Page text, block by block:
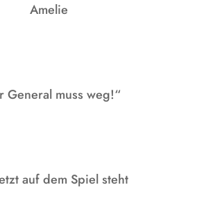
Amelie
General muss weg!“
auf dem Spiel steht